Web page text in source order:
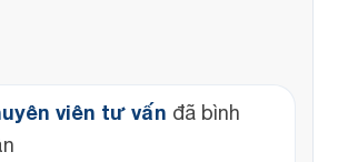
viên tư vấn đã bình